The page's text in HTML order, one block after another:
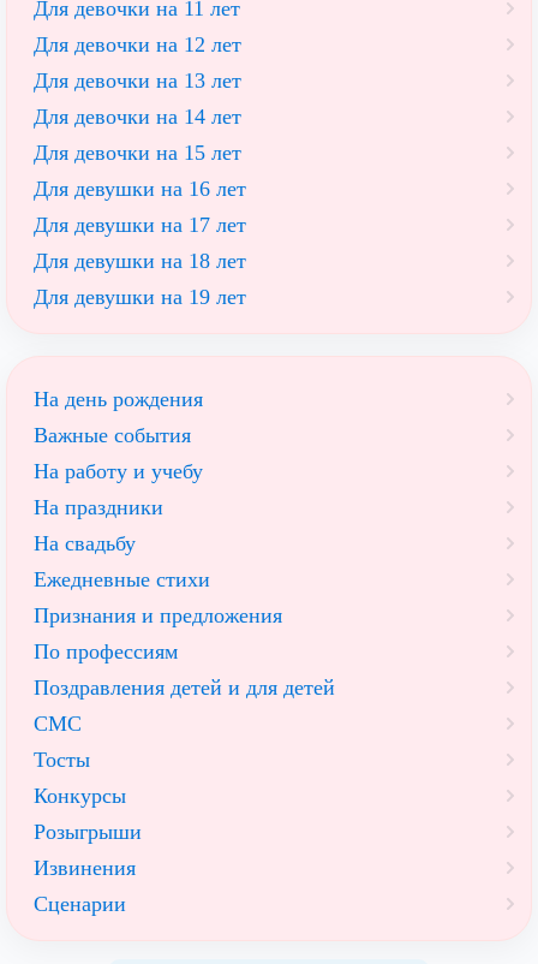
Для девочки на 11 лет
Для девочки на 12 лет
Для девочки на 13 лет
Для девочки на 14 лет
Для девочки на 15 лет
Для девушки на 16 лет
Для девушки на 17 лет
Для девушки на 18 лет
Для девушки на 19 лет
На день рождения
Важные события
На работу и учебу
На праздники
На свадьбу
Ежедневные стихи
Признания и предложения
По профессиям
Поздравления детей и для детей
СМС
Тосты
Конкурсы
Розыгрыши
Извинения
Сценарии